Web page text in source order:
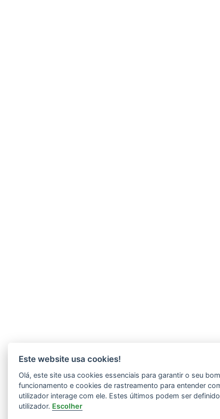
Este website usa cookies!
Olá, este site usa cookies essenciais para garantir o seu
funcionamento e cookies de rastreamento para entender
utilizador interage com ele. Estes últimos podem ser
utilizador. Escolher